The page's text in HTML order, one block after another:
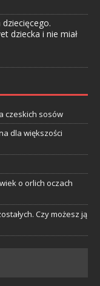
dziecka i nie miał
czeskich sosów
dla większości
o orlich oczach
Czy możesz ją